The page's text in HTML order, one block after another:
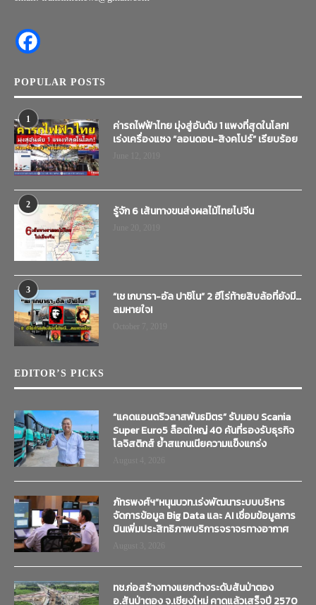
POPULAR POSTS
1
ค่ารถไฟฟ้าไทย มุ่งสู่อันดับ 1 แพงที่สุดในโลก!
เร่งเครื่องแซง “ลอนดอน-สิงคโปร์” เรียบร้อย
2 รู้จัก 6 เส้นทางขนส่งผลไม้ไทยไปจีน
3
“เช เกบารา-อัล ปาชิโน” 2 ฮีโร่ท้ายสิบล้อที่ยังมี…
ลมหายใจ!
EDITOR’S PICKS
“แคดแอนดริวลาสพันธมิตร” รับมอบ Scania
Super Euro5 ล็อตใหญ่ 40 คันที่รองรับธุรกิจ
โลจิสติกส์ ย้ำสแกนเนียความแข็งแกร่ง
ภัทรพงศ์ฯ”หนุนบวท.เร่งพัฒนาระบบบริหาร
จัดการข้อมูล Big Data และ AI เชื่อมข้อมูลการ
บินเพิ่มประสิทธิภาพบริการจราจรทางอากาศ
ทช.ก่อสร้างทางแยกต่างระดับสันป่าตอง
อ.สันป่าตอง จ.เชียงใหม่ คาดแล้วเสร็จปี 2570